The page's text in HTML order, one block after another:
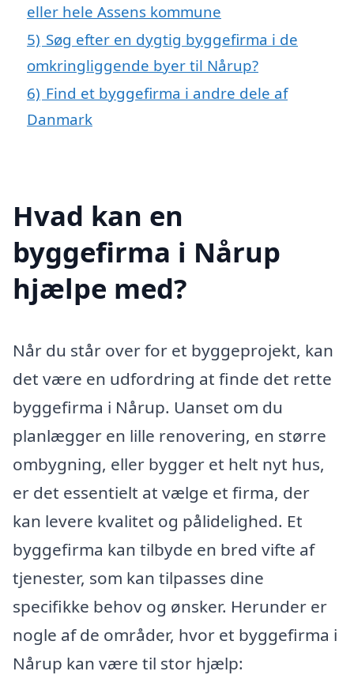
eller hele Assens kommune
5) Søg efter en dygtig byggefirma i de
omkringliggende byer til Nårup?
6) Find et byggefirma i andre dele af
Danmark
Hvad kan en
byggefirma i Nårup
hjælpe med?
Når du står over for et byggeprojekt, kan
det være en udfordring at finde det rette
byggefirma i Nårup. Uanset om du
planlægger en lille renovering, en større
ombygning, eller bygger et helt nyt hus,
er det essentielt at vælge et firma, der
kan levere kvalitet og pålidelighed. Et
byggefirma kan tilbyde en bred vifte af
tjenester, som kan tilpasses dine
specifikke behov og ønsker. Herunder er
nogle af de områder, hvor et byggefirma i
Nårup kan være til stor hjælp: